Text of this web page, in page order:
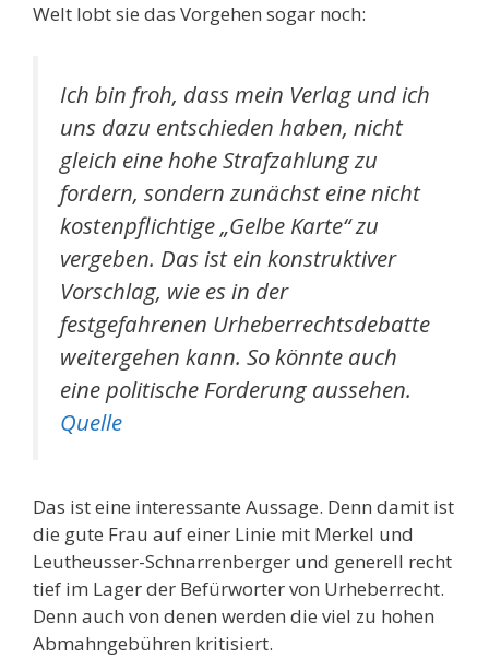
Welt lobt sie das Vorgehen sogar noch:
Ich bin froh, dass mein Verlag und ich
uns dazu entschieden haben, nicht
gleich eine hohe Strafzahlung zu
fordern, sondern zunächst eine nicht
kostenpflichtige „Gelbe Karte“ zu
vergeben. Das ist ein konstruktiver
Vorschlag, wie es in der
festgefahrenen Urheberrechtsdebatte
weitergehen kann. So könnte auch
eine politische Forderung aussehen.
Quelle
Das ist eine interessante Aussage. Denn damit ist
die gute Frau auf einer Linie mit Merkel und
Leutheusser-Schnarrenberger und generell recht
tief im Lager der Befürworter von Urheberrecht.
Denn auch von denen werden die viel zu hohen
Abmahngebühren kritisiert.